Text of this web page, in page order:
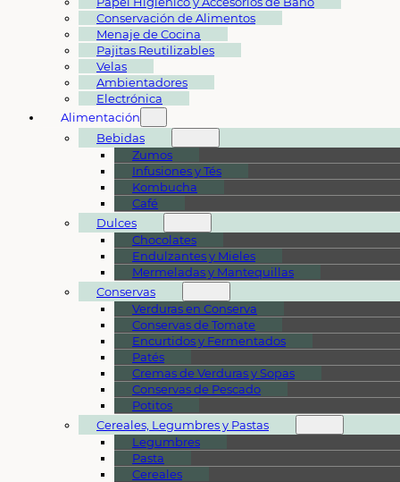
Conservación de Alimentos
Menaje de Cocina
Pajitas Reutilizables
Velas
Ambientadores
Electrónica
Alimentación
Bebidas
Zumos
Infusiones y Tés
Kombucha
Café
Dulces
Chocolates
Endulzantes y Mieles
Mermeladas y Mantequillas
Conservas
Verduras en Conserva
Conservas de Tomate
Encurtidos y Fermentados
Patés
Cremas de Verduras y Sopas
Conservas de Pescado
Potitos
Cereales, Legumbres y Pastas
Legumbres
Pasta
Cereales